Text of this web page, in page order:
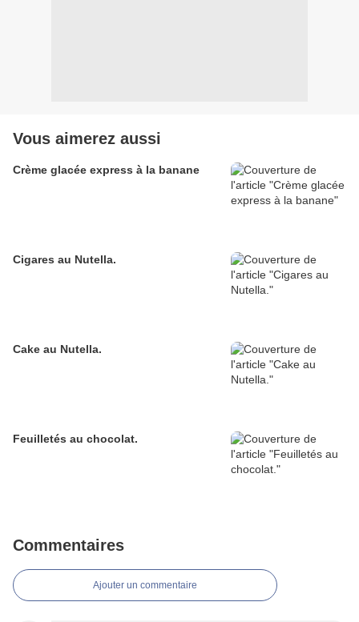
Vous aimerez aussi
Crème glacée express à la banane
Cigares au Nutella.
Cake au Nutella.
Feuilletés au chocolat.
Commentaires
Ajouter un commentaire